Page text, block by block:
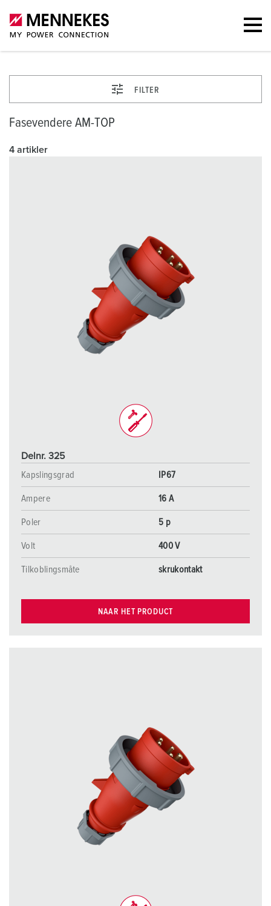
FILTER
Fasevendere AM-TOP
4 artikler
Delnr. 325
Kapslingsgrad
IP67
Ampere 16 A
Poler 5 p
Volt 400 V
Tilkoblingsmåte skrukontakt
NAAR HET PRODUCT